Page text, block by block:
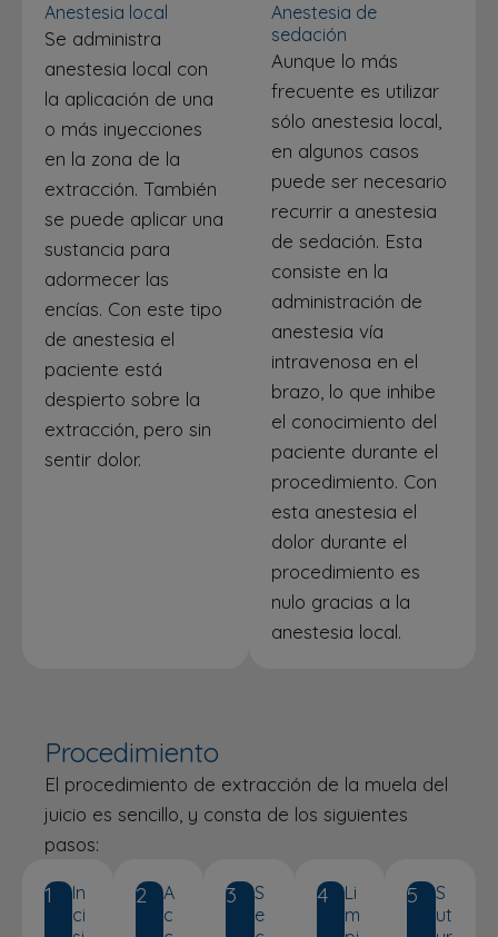
Anestesia local
Se administra
anestesia local con
la aplicación de una
o más inyecciones
en la zona de la
extracción. También
se puede aplicar una
sustancia para
adormecer las
encías. Con este tipo
de anestesia el
paciente está
despierto sobre la
extracción, pero sin
sentir dolor.
Anestesia de
sedación
Aunque lo más
frecuente es utilizar
sólo anestesia local,
en algunos casos
puede ser necesario
recurrir a anestesia
de sedación. Esta
consiste en la
administración de
anestesia vía
intravenosa en el
brazo, lo que inhibe
el conocimiento del
paciente durante el
procedimiento. Con
esta anestesia el
dolor durante el
procedimiento es
nulo gracias a la
anestesia local.
Procedimiento
El procedimiento de extracción de la muela del
juicio es sencillo, y consta de los siguientes
pasos:
1
In
ci
2
A
c
3
S
e
4
Li
m
5
S
ut